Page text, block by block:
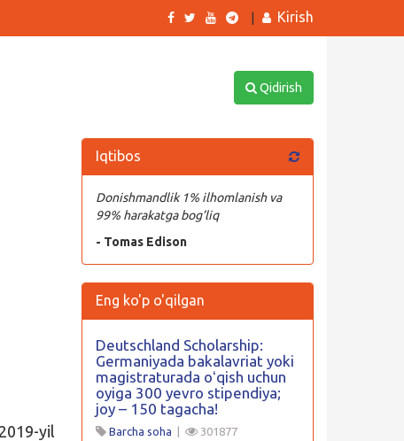
Kirish
Qidirish
yil
Iqtibos
Donishmandlik 1% ilhomlanish va
99% harakatga bog’liq
- Tomas Edison
Eng ko'p o'qilgan
Deutschland Scholarship:
Germaniyada bakalavriat yoki
magistraturada oʻqish uchun
oyiga 300 yevro stipendiya;
joy – 150 tagacha!
Barcha soha 301877